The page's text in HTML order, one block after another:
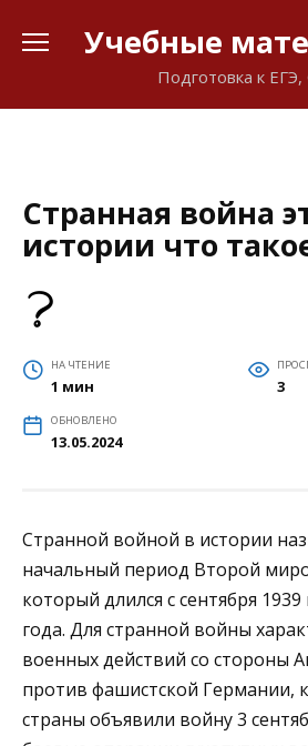
Учебные
Подготовка к
Странная война
истории что
НА ЧТЕНИЕ
1 мин 3
ОБНОВЛЕНО
13.05.2024
Странной войной в истории
начальный период Второй
который длился с сентября
года. Для странной войны
военных действий со стороны
против фашистской Германии,
страны объявили войну 3